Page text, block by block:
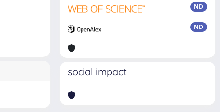
ND
ND
social impact